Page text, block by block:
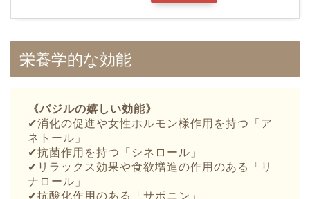
栄養学的な効能
《バジルの嬉しい効能》
✔︎消化の促進や女性ホルモン様作用を持つ「ア
ネトール」
✔︎抗菌作用を持つ「シネロール」
✔︎リラックス効果や食欲増進の作用のある「リ
ナロール」
✔︎抗酸化作用のある「サポニン」